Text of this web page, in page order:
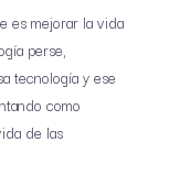
es mejorar la vida
perse,
tecnología y ese
como
de las